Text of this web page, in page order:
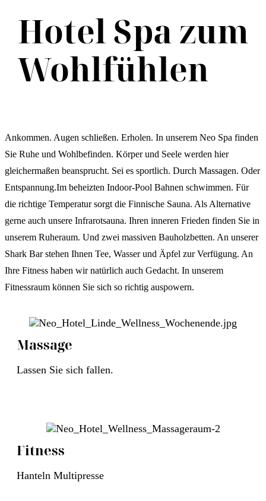
Hotel Spa zum
Wohlfühlen
Ankommen. Augen schließen. Erholen. In unserem Neo Spa finden
Sie Ruhe und Wohlbefinden. Körper und Seele werden hier
gleichermaßen beansprucht. Sei es sportlich. Durch Massagen. Oder
Entspannung.Im beheizten Indoor-Pool Bahnen schwimmen. Für
die richtige Temperatur sorgt die Finnische Sauna. Als Alternative
gerne auch unsere Infrarotsauna. Ihren inneren Frieden finden Sie in
unserem Ruheraum. Und zwei massiven Bauholzbetten. An unserer
Shark Bar stehen Ihnen Tee, Wasser und Äpfel zur Verfügung. An
Ihre Fitness haben wir natürlich auch Gedacht. In unserem
Fitnessraum können Sie sich so richtig auspowern.
Massage
Lassen Sie sich fallen.
Fitness
Hanteln Multipresse